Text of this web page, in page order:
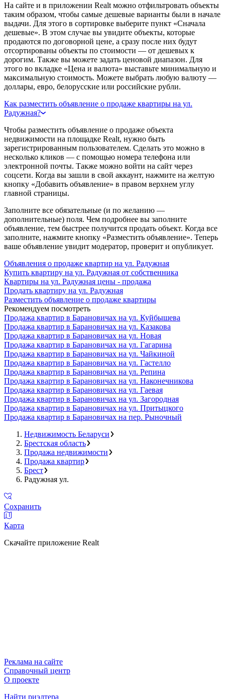
На сайте и в приложении Realt можно отфильтровать объекты
таким образом, чтобы самые дешевые варианты были в начале
выдачи. Для этого в сортировке выберите пункт «Сначала
дешевые». В этом случае вы увидите объекты, которые
продаются по договорной цене, а сразу после них будут
отсортированы объекты по стоимости — от дешевых к
дорогим. Также вы можете задать ценовой диапазон. Для
этого во вкладке «Цена и валюта» выставьте минимальную и
максимальную стоимость. Можете выбрать любую валюту —
доллары, евро, белорусские или российские рубли.
Как разместить объявление о продаже квартиры на ул.
Радужная?
Чтобы разместить объявление о продаже объекта
недвижимости на площадке Realt, нужно быть
зарегистрированным пользователем. Сделать это можно в
несколько кликов — с помощью номера телефона или
электронной почты. Также можно войти на сайт через
соцсети. Когда вы зашли в свой аккаунт, нажмите на желтую
кнопку «Добавить объявление» в правом верхнем углу
главной страницы.
Заполните все обязательные (и по желанию —
дополнительные) поля. Чем подробнее вы заполните
объявление, тем быстрее получится продать объект. Когда все
заполните, нажмите кнопку «Разместить объявление». Теперь
ваше объявление увидит модератор, проверит и опубликует.
Объявления о продаже квартир на ул. Радужная
Купить квартиру на ул. Радужная от собственника
Квартиры на ул. Радужная цены - продажа
Продать квартиру на ул. Радужная
Разместить объявление о продаже квартиры
Рекомендуем посмотреть
Продажа квартир в Барановичах на ул. Куйбышева
Продажа квартир в Барановичах на ул. Казакова
Продажа квартир в Барановичах на ул. Новая
Продажа квартир в Барановичах на ул. Гагарина
Продажа квартир в Барановичах на ул. Чайкиной
Продажа квартир в Барановичах на ул. Гастелло
Продажа квартир в Барановичах на ул. Репина
Продажа квартир в Барановичах на ул. Наконечникова
Продажа квартир в Барановичах на ул. Гаевая
Продажа квартир в Барановичах на ул. Загородная
Продажа квартир в Барановичах на ул. Притыцкого
Продажа квартир в Барановичах на пер. Рыночный
Недвижимость Беларуси
Брестская область
Продажа недвижимости
Продажа квартир
Брест
Радужная ул.
Сохранить
Карта
Скачайте приложение Realt
Реклама на сайте
Справочный центр
О проекте
Найти риэлтера